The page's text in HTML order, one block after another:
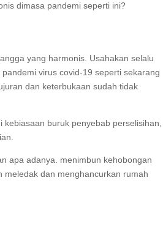
dimasa pandemi seperti ini?
yang harmonis. Usahakan selalu
virus covid-19 seperti sekarang
dan keterbukaan sudah tidak
buruk penyebab perselisihan,
apa adanya. menimbun kehobongan
meledak dan menghancurkan rumah